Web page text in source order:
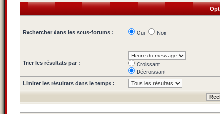
Rechercher dans les sous-forums : Oui Non
Trier les résultats par :
Croissant
Décroissant
Limiter les résultats dans le temps :